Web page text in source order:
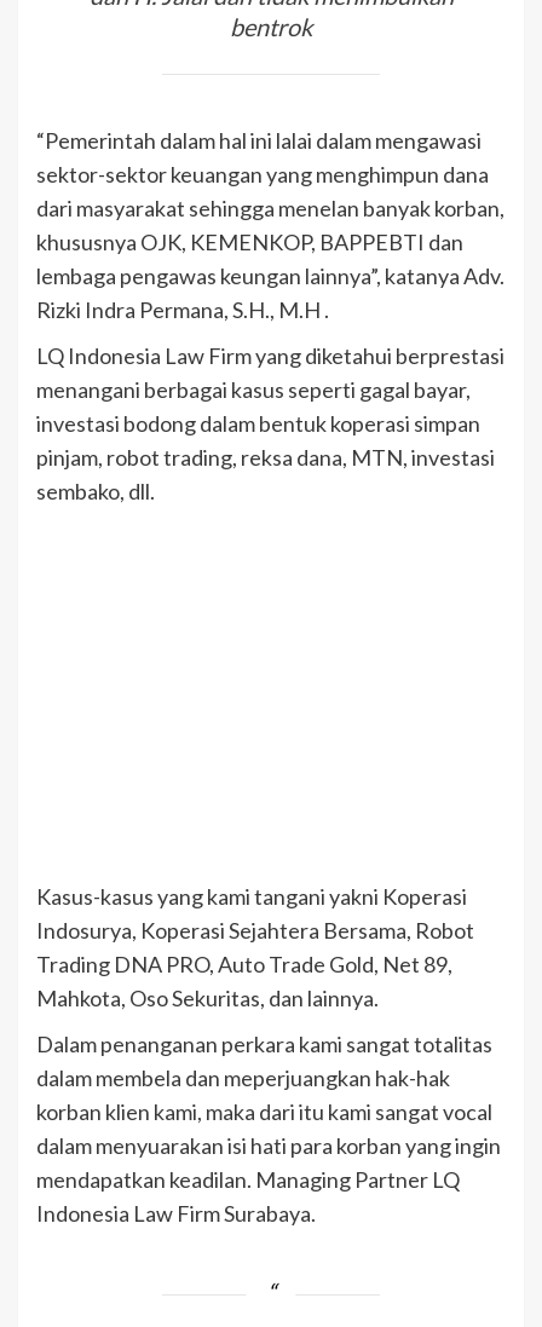
bentrok
“Pemerintah dalam hal ini lalai dalam mengawasi
sektor-sektor keuangan yang menghimpun dana
dari masyarakat sehingga menelan banyak korban,
khususnya OJK, KEMENKOP, BAPPEBTI dan
lembaga pengawas keungan lainnya”, katanya Adv.
Rizki Indra Permana, S.H., M.H .
LQ Indonesia Law Firm yang diketahui berprestasi
menangani berbagai kasus seperti gagal bayar,
investasi bodong dalam bentuk koperasi simpan
pinjam, robot trading, reksa dana, MTN, investasi
sembako, dll.
Kasus-kasus yang kami tangani yakni Koperasi
Indosurya, Koperasi Sejahtera Bersama, Robot
Trading DNA PRO, Auto Trade Gold, Net 89,
Mahkota, Oso Sekuritas, dan lainnya.
Dalam penanganan perkara kami sangat totalitas
dalam membela dan meperjuangkan hak-hak
korban klien kami, maka dari itu kami sangat vocal
dalam menyuarakan isi hati para korban yang ingin
mendapatkan keadilan. Managing Partner LQ
Indonesia Law Firm Surabaya.